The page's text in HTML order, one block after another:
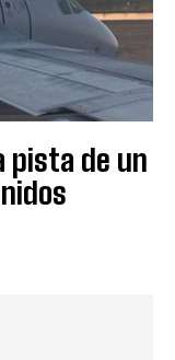
pista de un